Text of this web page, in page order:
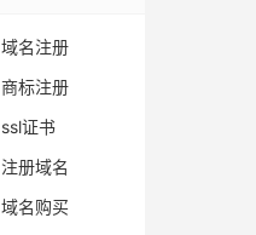
域名注册
商标注册
ssl证书
注册域名
域名购买